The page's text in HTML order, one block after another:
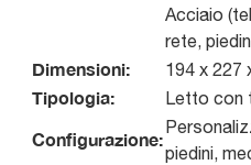
Acciaio
rete,
Dimensioni: 194 x 227
Tipologia: Letto con
Configurazione:
piedini,